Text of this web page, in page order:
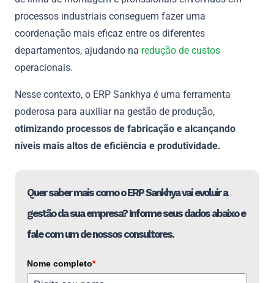
processos industriais conseguem fazer uma
coordenação mais eficaz entre os diferentes
departamentos, ajudando na redução de custos
operacionais.
Nesse contexto, o ERP Sankhya é uma ferramenta
poderosa para auxiliar na gestão de produção,
otimizando processos de fabricação e alcançando
níveis mais altos de eficiência e produtividade.
Quer saber mais como o ERP Sankhya vai evoluir a
gestão da sua empresa? Informe seus dados abaixo e
fale com um de nossos consultores.
Nome completo*